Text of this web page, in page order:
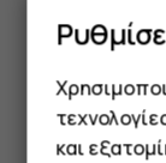
υλικά της
και